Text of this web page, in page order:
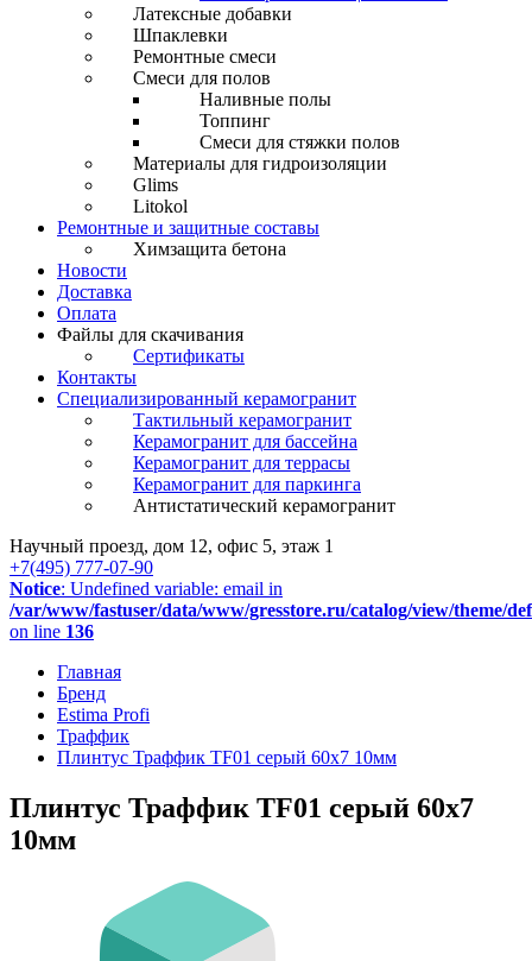
Латексные добавки
Шпаклевки
Ремонтные смеси
Смеси для полов
Наливные полы
Топпинг
Смеси для стяжки полов
Материалы для гидроизоляции
Glims
Litokol
Ремонтные и защитные составы
Химзащита бетона
Новости
Доставка
Оплата
Файлы для скачивания
Сертификаты
Контакты
Специализированный керамогранит
Тактильный керамогранит
Керамогранит для бассейна
Керамогранит для террасы
Керамогранит для паркинга
Антистатический керамогранит
Научный проезд, дом 12, офис 5, этаж 1
+7(495) 777-07-90
Notice: Undefined variable: email in
/var/www/fastuser/data/www/gresstore.ru/catalog/view/theme/
on line 136
Главная
Бренд
Estima Profi
Траффик
Плинтус Траффик TF01 серый 60x7 10мм
Плинтус Траффик TF01 серый 60x7
10мм